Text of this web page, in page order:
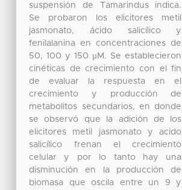
suspensión de Tamarindus indica.
Se probaron los elicitores metil
jasmonato, ácido salicílico y
fenilalanina en concentraciones de
50, 100 y 150 µM. Se establecieron
cinéticas de crecimiento con el fin
de evaluar la respuesta en el
crecimiento y producción de
metabolitos secundarios, en donde
se observó que la adición de los
elicitores metil jasmonato y acido
salicílico frenan el crecimiento
celular y por lo tanto hay una
disminución en la producción de
biomasa que oscila entre un 9 y